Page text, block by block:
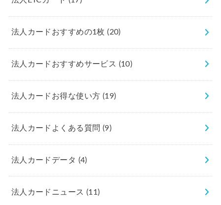
法人カードおすすめの1枚(20)
法人カードおすすめサービス (10)
法人カードお得な使い方 (19)
法人カードよくある質問 (9)
法人カードデータ (4)
法人カードニュース (11)